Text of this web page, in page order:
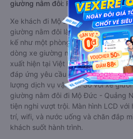
giường nằm đôi: Riêng tư, đầy đủ
Xe khách đi Mộ Đức - Quảng Ngãi
giường nằm đôi là loại xe đặc biệt.
kế như một phòng ngủ khách sạn
dòng xe giường nằm cho cặp đôi đi
xuất hiện tại Việt Nam. Loại xe
đáp ứng yêu cầu ngày càng cao
lượng dịch vụ vận tải. So với xe
giường nằm đôi đi Mộ Đức - Quảng
tiện nghi vượt trội. Màn hình LCD với
trí, wifi, và nước uống và chăn đắp
khách suốt hành trình.